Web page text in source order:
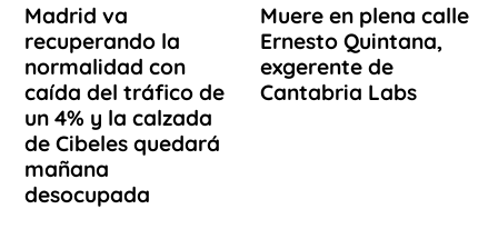
Madrid va
recuperando la
normalidad con
caída del tráfico de
un 4% y la calzada
de Cibeles quedará
mañana
desocupada
Muere en plena calle
Ernesto Quintana,
exgerente de
Cantabria Labs